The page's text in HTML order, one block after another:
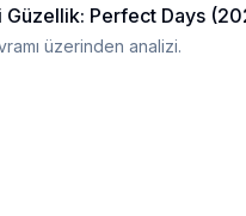
Güzellik: Perfect Days
üzerinden analizi.